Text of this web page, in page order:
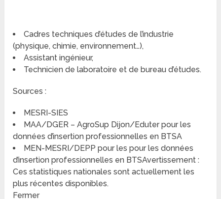
Cadres techniques d’études de l’industrie
(physique, chimie, environnement…),
Assistant ingénieur,
Technicien de laboratoire et de bureau d’études.
Sources :
MESRI-SIES
MAA/DGER – AgroSup Dijon/Eduter pour les
données d’insertion professionnelles en BTSA
MEN-MESRI/DEPP pour les pour les données
d’insertion professionnelles en BTSAvertissement :
Ces statistiques nationales sont actuellement les
plus récentes disponibles.
Fermer